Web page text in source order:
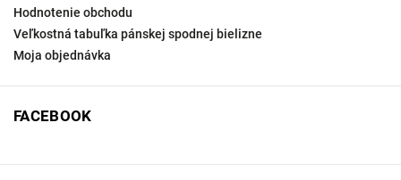
Hodnotenie obchodu
Veľkostná tabuľka pánskej spodnej bielizne
Moja objednávka
FACEBOOK